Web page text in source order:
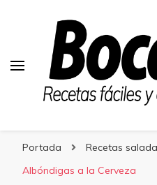
Portada
Recetas
Albóndigas a la Cerveza